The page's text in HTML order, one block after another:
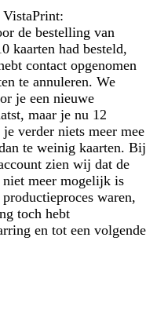
de bestelling van
kaarten had besteld,
contact opgenomen
te annuleren. We
je een nieuwe
maar je nu 12
verder niets meer mee
te weinig kaarten. Bij
zien wij dat de
niet meer mogelijk is
waren,
toch hebt
en tot een volgende